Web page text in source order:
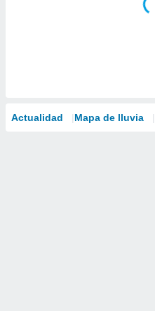
Actualidad Mapa de lluvia